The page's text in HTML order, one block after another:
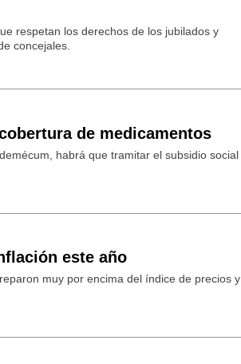
respetan los derechos de los jubilados y
concejales.
de medicamentos
habrá que tramitar el subsidio social
este año
muy por encima del índice de precios y